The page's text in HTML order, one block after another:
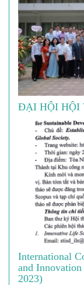
ĐẠI HỘI HỘI
International
and
2023)